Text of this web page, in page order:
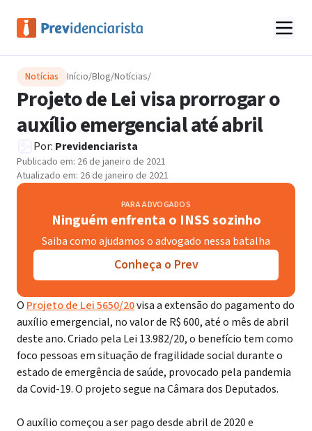
Notícias Início/Blog/Notícias/
Projeto de Lei visa prorrogar o
auxílio emergencial até abril
Por: Previdenciarista
Publicado em: 26 de janeiro de 2021
Atualizado em: 26 de janeiro de 2021
PARA ADVOGADOS
Ninguém enfrenta o INSS sozinho
Saiba como ajudamos o advogado nessa batalha
Conheça o Prev
O Projeto de Lei 5650/20visa a extensão do pagamento do
auxílio emergencial, no valor de R$ 600, até o mês de abril
deste ano. Criado pela Lei 13.982/20, o benefício tem como
foco pessoas em situação de fragilidade social durante o
estado de emergência de saúde, provocado pela pandemia
da Covid-19. O projeto segue na Câmara dos Deputados.
O auxílio começou a ser pago desde abril de 2020 e